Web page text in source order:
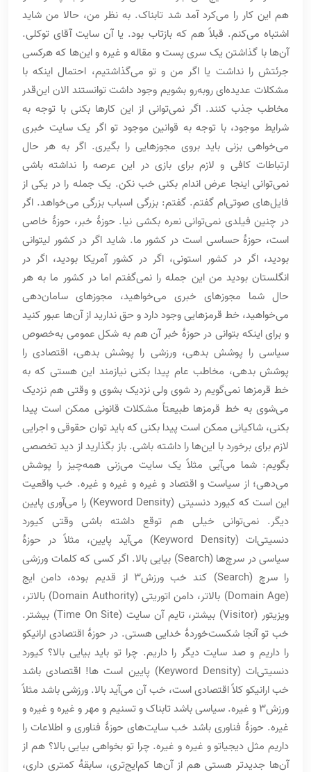
هم این کار را می‌کرد آمد شد تابناک. به نظر من، حالا من شاید
اشتباه می‌کنم. قبلاً هم که بازتاب بود. یا آن سایت آقای توکلی.
آن‌ها با گذاشتن یک سری پست و مقاله و غیره و این‌ها که هرکسی
جرئتش را نداشت یا اگر من و تو می‌گذاشتیم، احتمال اینکه با
مشکلات عدیده‌ای روبه‌رو بشویم وجود داشت توانستند الان این‌قدر
مخاطب جذب کنند. اگر نمی‌توانی از این کارها بکنی با توجه به
شرایط موجود، با توجه به قوانین موجود تو اگر یک سایت خبری
می‌خواهی بزنی باید بروی مجوزهایی را بگیری. اگر به هر حال
ارتباطات کافی و لازم برای بازی در این عرصه را نداشته باشی
نمی‌توانی اینجا عرض اندام بکنی خب نکن. یک جمله را در یکی از
فایل‌های صوتی‌ام گفتم. گفتم: بزرگی اسباب بزرگی می‌خواهد. اگر
در چنین فیلدی نمی‌توانی نعره بکشی نیا. حوزۀ خبر، حوزۀ خاصی
است، حوزۀ حساسی است در کشور ما. شاید اگر در کشور لیتوانی
بودید، اگر در کشور استونی، اگر در کشور آمریکا بودید، اگر در
انگلستان بودید من این جمله را نمی‌گفتم اما در کشور ما به هر
حال شما مجوزهای خبری می‌خواهید، مجوزهای سامان‌دهی
می‌خواهید، خط قرمزهایی وجود دارد و حق ندارید از آن‌ها عبور کنید
و برای اینکه بتوانی در حوزۀ خبر آن هم به شکل عمومی به‌خصوص
سیاسی را پوشش بدهی، ورزشی را پوشش بدهی، اقتصادی را
پوشش بدهی، مخاطب عام پیدا بکنی نیازمند این هستی که به
خط قرمزها نمی‌گویم رد شوی ولی نزدیک بشوی و وقتی هم نزدیک
می‌شوی به خط قرمزها طبیعتاً مشکلات قانونی ممکن است پیدا
بکنی، شاکیانی ممکن است پیدا بکنی که باید توان حقوقی و اجرایی
لازم برای برخورد با این‌ها را داشته باشی. باز بگذارید از دید تخصصی
بگویم: شما می‌آیی مثلاً یک سایت می‌زنی همه‌چیز را پوشش
می‌دهی؛ از سیاست و اقتصاد و غیره و غیره و غیره. خب واقعیت
این است که کیورد دنسیتی (Keyword Density) را می‌آوری پایین
دیگر. نمی‌توانی خیلی هم توقع داشته باشی وقتی کیورد
دنسیتی‌ات (Keyword Density)‌ می‌آید پایین، مثلاً در حوزۀ
سیاسی در سرچ‌ها (Search) ‌بیایی بالا. اگر کسی که کلمات ورزشی
را سرچ (Search) کند خب ورزش3 از قدیم بوده، دامن ایج
(Domain Age) بالاتر، دامن اتوریتی (Domain Authority) بالاتر،
ویزیتور (Visitor) بیشتر، تایم آن سایت (Time On Site) بیشتر.
خب تو آنجا شکست‌خوردۀ خدایی هستی. در حوزۀ اقتصادی ارانیکو
را داریم و صد سایت دیگر را داریم. چرا تو باید بیایی بالا؟ کیورد
دنسیتی‌ات (Keyword Density) پایین است ها! اقتصادی باشد
خب ارانیکو کلاً اقتصادی است، خب آن می‌آید بالا. ورزشی باشد مثلاً
ورزش3 و غیره. سیاسی باشد تابناک و تسنیم و مهر و غیره و غیره و
غیره. حوزۀ فناوری باشد خب سایت‌های حوزۀ فناوری و اطلاعات را
داریم مثل دیجیاتو و غیره و غیره. چرا تو بخواهی بیایی بالا؟ هم از
آن‌ها جدیدتر هستی هم از آن‌ها کم‌ایج‌تری، سابقۀ کمتری داری،